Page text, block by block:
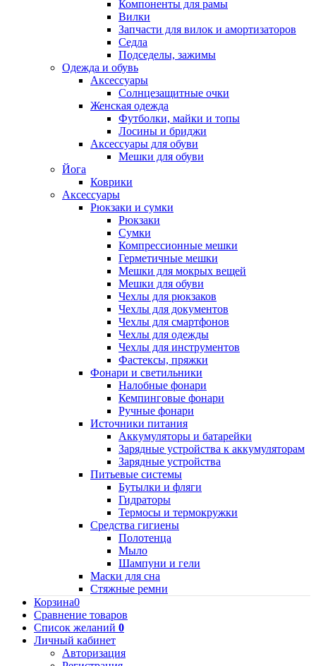
Компоненты для рамы
Вилки
Запчасти для вилок и амортизаторов
Седла
Подседелы, зажимы
Одежда и обувь
Аксессуары
Солнцезащитные очки
Женская одежда
Футболки, майки и топы
Лосины и бриджи
Аксессуары для обуви
Мешки для обуви
Йога
Коврики
Аксессуары
Рюкзаки и сумки
Рюкзаки
Сумки
Компрессионные мешки
Герметичные мешки
Мешки для мокрых вещей
Мешки для обуви
Чехлы для рюкзаков
Чехлы для документов
Чехлы для смартфонов
Чехлы для одежды
Чехлы для инструментов
Фастексы, пряжки
Фонари и светильники
Налобные фонари
Кемпинговые фонари
Ручные фонари
Источники питания
Аккумуляторы и батарейки
Зарядные устройства к аккумуляторам
Зарядные устройства
Питьевые системы
Бутылки и фляги
Гидраторы
Термосы и термокружки
Средства гигиены
Полотенца
Мыло
Шампуни и гели
Маски для сна
Стяжные ремни
Корзина0
Сравнение товаров
Список желаний 0
Личный кабинет
Авторизация